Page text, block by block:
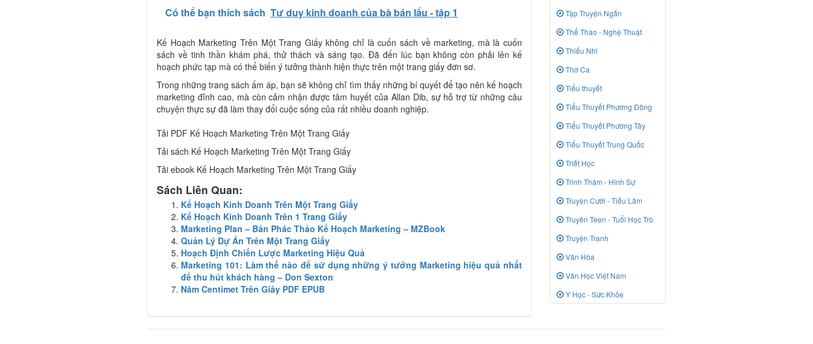
Có thể bạn thích sách Tư duy kinh doanh của bà bán lẩu - tập 1
Kế Hoạch Marketing Trên Một Trang Giấy không chỉ là cuốn sách về marketing, mà là cuốn
sách về tinh thần khám phá, thử thách và sáng tạo. Đã đến lúc bạn không còn phải lên kế
hoạch phức tạp mà có thể biến ý tưởng thành hiện thực trên một trang giấy đơn sơ.
Trong những trang sách ấm áp, bạn sẽ không chỉ tìm thấy những bí quyết để tạo nên kế hoạch
marketing đỉnh cao, mà còn cảm nhận được tâm huyết của Allan Dib, sự hỗ trợ từ những câu
chuyện thực sự đã làm thay đổi cuộc sống của rất nhiều doanh nghiệp.
Tải PDF Kế Hoạch Marketing Trên Một Trang Giấy
Tải sách Kế Hoạch Marketing Trên Một Trang Giấy
Tải ebook Kế Hoạch Marketing Trên Một Trang Giấy
Sách Liên Quan:
Kế Hoạch Kinh Doanh Trên Một Trang Giấy
Kế Hoạch Kinh Doanh Trên 1 Trang Giấy
Marketing Plan – Bản Phác Thảo Kế Hoạch Marketing – MZBook
Quản Lý Dự Án Trên Một Trang Giấy
Hoạch Định Chiến Lược Marketing Hiệu Quả
Marketing 101: Làm thế nào để sử dụng những ý tưởng Marketing hiệu quả nhất
để thu hút khách hàng – Don Sexton
Năm Centimet Trên Giây PDF EPUB
Tập Truyện Ngắn
Thể Thao - Nghệ Thuật
Thiếu Nhi
Thơ Ca
Tiểu thuyết
Tiểu Thuyết Phương Đông
Tiểu Thuyết Phương Tây
Tiểu Thuyết Trung Quốc
Triết Học
Trinh Thám - Hình Sự
Truyện Cười - Tiếu Lâm
Truyên Teen - Tuổi Học Trò
Truyện Tranh
Văn Hóa
Văn Học Việt Nam
Y Học - Sức Khỏe